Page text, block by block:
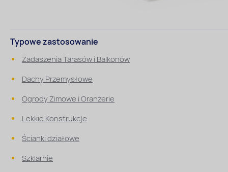
Typowe zastosowanie
Zadaszenia Tarasów i Balkonów
Dachy Przemysłowe
Ogrody Zimowe i Oranżerie
Lekkie Konstrukcje
Ścianki działowe
Szklarnie